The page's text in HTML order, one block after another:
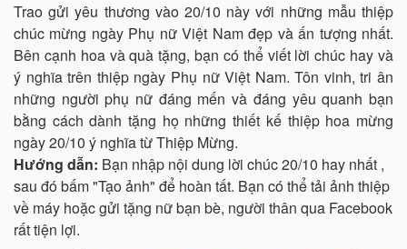
Trao gửi yêu thương vào 20/10 này với những mẫu thiệp
chúc mừng ngày Phụ nữ Việt Nam đẹp và ấn tượng nhất.
Bên cạnh hoa và quà tặng, bạn có thể viết lời chúc hay và
ý nghĩa trên thiệp ngày Phụ nữ Việt Nam. Tôn vinh, tri ân
những người phụ nữ đáng mến và đáng yêu quanh bạn
bằng cách dành tặng họ những thiết kế thiệp hoa mừng
ngày 20/10 ý nghĩa từ Thiệp Mừng.
Hướng dẫn: Bạn nhập nội dung lời chúc 20/10 hay nhất ,
sau đó bấm "Tạo ảnh" để hoàn tất. Bạn có thể tải ảnh thiệp
về máy hoặc gửi tặng nữ bạn bè, người thân qua Facebook
rất tiện lợi.